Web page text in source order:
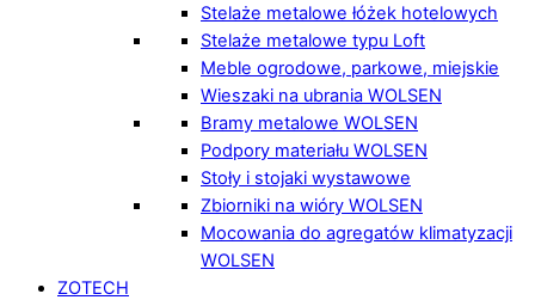
Stelaże metalowe łóżek hotelowych
Stelaże metalowe typu Loft
Meble ogrodowe, parkowe, miejskie
Wieszaki na ubrania WOLSEN
Bramy metalowe WOLSEN
Podpory materiału WOLSEN
Stoły i stojaki wystawowe
Zbiorniki na wióry WOLSEN
Mocowania do agregatów klimatyzacji
WOLSEN
ZOTECH